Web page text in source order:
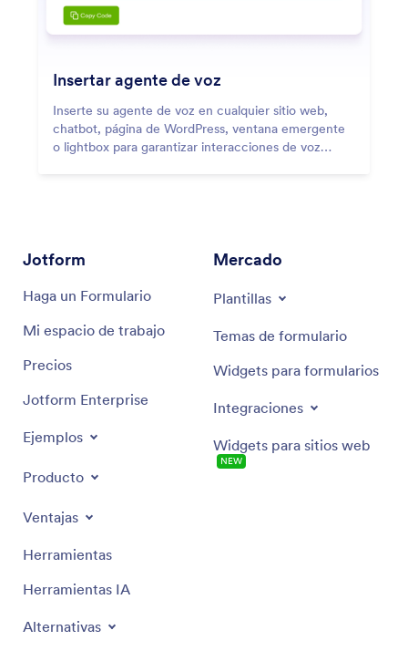
Insertar agente de voz
Inserte su agente de voz en cualquier sitio web,
chatbot, página de WordPress, ventana emergente
o lightbox para garantizar interacciones de voz
Jotform
Haga un Formulario
Mi espacio de trabajo
Precios
Jotform Enterprise
Ejemplos
Producto
Ventajas
Herramientas
Herramientas IA
Alternativas
Mercado
Plantillas
Temas de formulario
Widgets para formularios
Integraciones
Widgets para sitios web
NEW